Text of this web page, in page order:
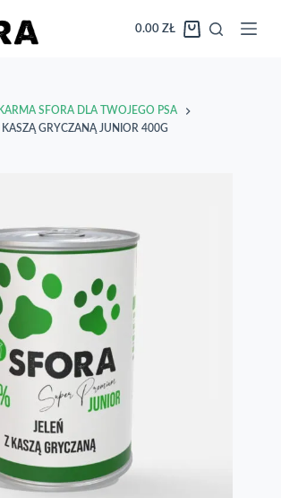
Koszyk
0.00 ZŁ
KARMA SFORA DLA TWOJEGO PSA
GRYCZANĄ JUNIOR 400G